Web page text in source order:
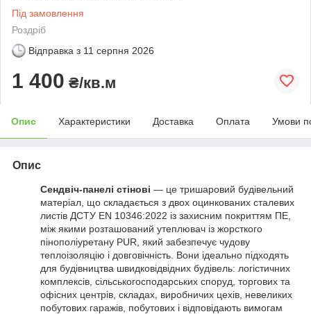
Під замовлення
Роздріб
Відправка з 11 серпня 2026
1 400 ₴/кв.м
Опис Характеристики Доставка Оплата Умови
Опис
Сендвіч-панелі стінові — це тришаровий будівельний
матеріал, що складається з двох оцинкованих сталевих
листів ДСТУ EN 10346:2022 із захисним покриттям ПЕ,
між якими розташований утеплювач із жорсткого
пінополіуретану PUR, який забезпечує чудову
теплоізоляцію і довговічність. Вони ідеально підходять
для будівництва швидковідвідних будівель: логістичних
комплексів, сільськогосподарських споруд, торгових та
офісних центрів, складах, виробничих цехів, невеликих
побутових гаражів, побутових і відповідають вимогам